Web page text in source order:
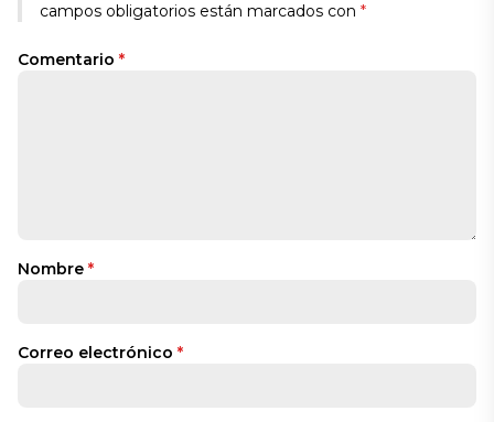
campos obligatorios están marcados con *
Comentario *
Nombre *
Correo electrónico *